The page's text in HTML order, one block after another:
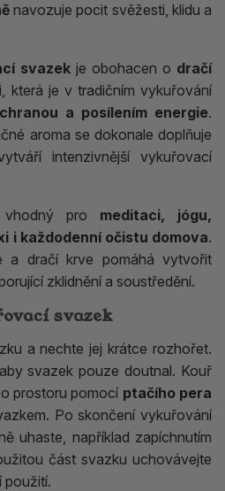
navozuje pocit svěžesti, klidu a
svazek je obohacen o dračí
která je v tradičním vykuřování
a posílením energie.
aroma se dokonale doplňuje
intenzivnější vykuřovací
vhodný pro meditaci, jógu,
i každodenní očistu domova.
a dračí krve pomáhá vytvořit
zklidnění a soustředění.
svazek
a nechte jej krátce rozhořet.
svazek pouze doutnal. Kouř
prostoru pomocí ptačího pera
Po skončení vykuřování
uhaste, například zapíchnutím
část svazku uchovávejte
použití.